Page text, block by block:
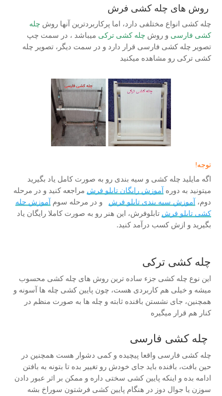
روش های چله کشی فرش
چله کشی انواع مختلفی دارد، اما پرکاربردترین آنها روش چله
کشی فارسی و روش چله کشی ترکی میباشد ، در سمت چپ
تصویر چله کشی فارسی قرار دارد و در سمت دیگر، تصویر چله
کشی ترکی رو مشاهده میکنید
توجه!
اگه مایلید چله کشی و سیه بندی رو به صورت کامل یاد بگیرید
میتونید به دوره آموزش رایگان تابلو فرش مراجعه کنید و در مرحله
دوم، آموزش سیه بندی تابلو فرش و در مرحله سوم آموزش چله
کشی تابلو فرش تابلوفرش، این هنر رو به صورت کاملا رایگان یاد
بگیرید و ازش کسب درآمد کنید.
چله کشی ترکی
این نوع چله کشی جزء ساده ترین روش های چله کشی محسوب
میشه و خیلی هم کاربردی هست، چون پایین کشی چله ها آسونه و
همچنین، جای نشستن بافنده ثابته و چله ها به صورت منظم در
کنار هم قرار میگیره
چله کشی فارسی
چله کشی فارسی واقعا پیچیده و کمی دشوار هست همچنین در
حین بافت، بافنده باید جای خودش رو تغییر بده تا بتونه به بافتن
ادامه بده و اینکه پایین کشی سختی داره و ممکن بر اثر عبور دادن
سوزن یا جوال دوز در هنگام پایین کشی فرشتون سوراخ بشه